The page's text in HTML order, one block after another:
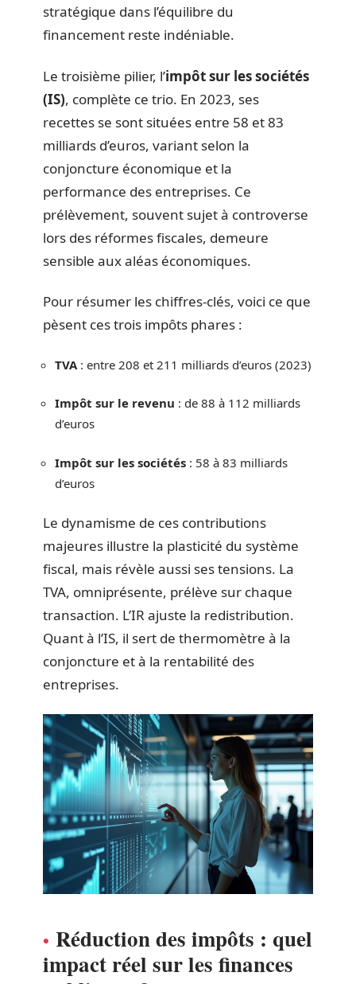
stratégique dans l’équilibre du
financement reste indéniable.
Le troisième pilier, l’impôt sur les sociétés
(IS), complète ce trio. En 2023, ses
recettes se sont situées entre 58 et 83
milliards d’euros, variant selon la
conjoncture économique et la
performance des entreprises. Ce
prélèvement, souvent sujet à controverse
lors des réformes fiscales, demeure
sensible aux aléas économiques.
Pour résumer les chiffres-clés, voici ce que
pèsent ces trois impôts phares :
TVA : entre 208 et 211 milliards d’euros (2023)
Impôt sur le revenu : de 88 à 112 milliards
d’euros
Impôt sur les sociétés : 58 à 83 milliards
d’euros
Le dynamisme de ces contributions
majeures illustre la plasticité du système
fiscal, mais révèle aussi ses tensions. La
TVA, omniprésente, prélève sur chaque
transaction. L’IR ajuste la redistribution.
Quant à l’IS, il sert de thermomètre à la
conjoncture et à la rentabilité des
entreprises.
Réduction des impôts : quel
impact réel sur les finances